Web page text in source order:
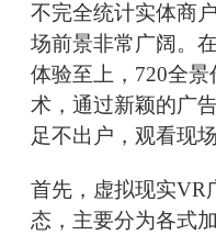
不完全统计实体商
场前景非常广阔。
体验至上，720全
术，通过新颖的广
足不出户，观看现
首先，虚拟现实VR
态，主要分为各式